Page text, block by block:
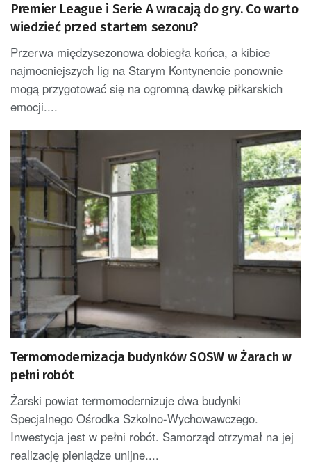
Premier League i Serie A wracają do gry. Co warto
wiedzieć przed startem sezonu?
Przerwa międzysezonowa dobiegła końca, a kibice
najmocniejszych lig na Starym Kontynencie ponownie
mogą przygotować się na ogromną dawkę piłkarskich
emocji....
Termomodernizacja budynków SOSW w Żarach w
pełni robót
Żarski powiat termomodernizuje dwa budynki
Specjalnego Ośrodka Szkolno-Wychowawczego.
Inwestycja jest w pełni robót. Samorząd otrzymał na jej
realizację pieniądze unijne....